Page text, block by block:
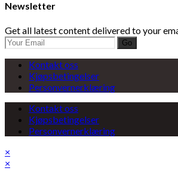
Newsletter
Get all latest content delivered to your
Go
Kontakt oss
Kjøpsbetingelser
Personvernerklæring
Kontakt oss
Kjøpsbetingelser
Personvernerklæring
×
×